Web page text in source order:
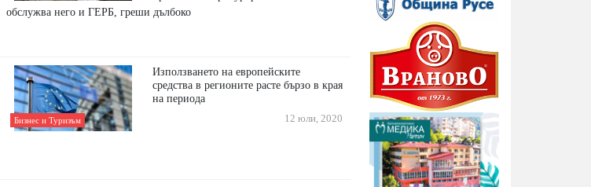
обслужва него и ГЕРБ, греши дълбоко
Бизнес и Туризъм
Използването на европейските
средства в регионите расте бързо в края
на периода
12 юли, 2020